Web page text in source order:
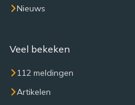
Nieuws
Veel bekeken
112 meldingen
Artikelen